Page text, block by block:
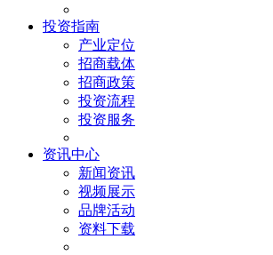
投资指南
产业定位
招商载体
招商政策
投资流程
投资服务
资讯中心
新闻资讯
视频展示
品牌活动
资料下载